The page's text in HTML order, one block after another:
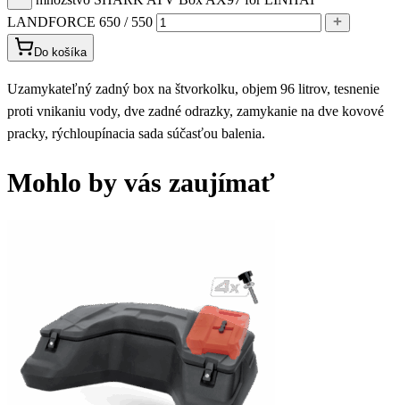
LANDFORCE 650 / 550
Do košíka
Uzamykateľný zadný box na štvorkolku, objem 96 litrov, tesnenie
proti vnikaniu vody, dve zadné odrazky, zamykanie na dve kovové
pracky, rýchloupínacia sada súčasťou balenia.
Mohlo by vás zaujímať